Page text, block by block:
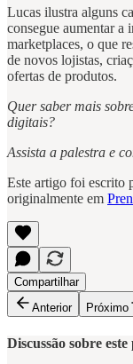
Lucas ilustra alguns
consegue aumentar a
marketplaces, o que
de novos lojistas,
ofertas de produtos.
Quer saber mais
digitais?
Assista a palestra e
Este artigo foi escrito
originalmente em
Compartilhar
Anterior
Próximo
Discussão sobre este